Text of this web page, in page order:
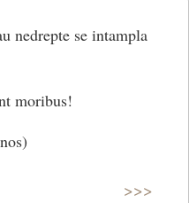
nedrepte se intampla
moribus!
>>>